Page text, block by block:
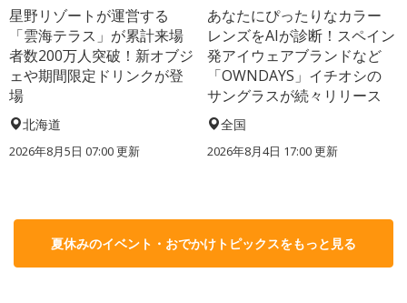
星野リゾートが運営する
「雲海テラス」が累計来場
者数200万人突破！新オブジ
ェや期間限定ドリンクが登
場
北海道
2026年8月5日 07:00更新
あなたにぴったりなカラー
レンズをAIが診断！スペイン
発アイウェアブランドなど
「OWNDAYS」イチオシの
サングラスが続々リリース
全国
2026年8月4日 17:00更新
夏休みのイベント・おでかけトピックスをもっと見る